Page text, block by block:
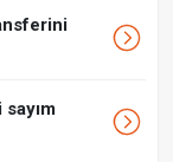
sayım